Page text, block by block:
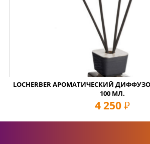
LOCHERBER АРОМАТИЧЕСКИЙ ДИФФУЗОР
100 МЛ.
4 250 руб